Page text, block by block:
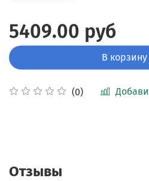
(0)
5409.00 руб
В корзину
Отзывы